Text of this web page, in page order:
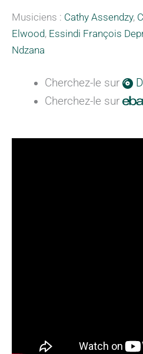
Musiciens : Cathy Assendzy,
Elwood, Essindi François
Ndzana
Cherchez-le sur
Cherchez-le sur